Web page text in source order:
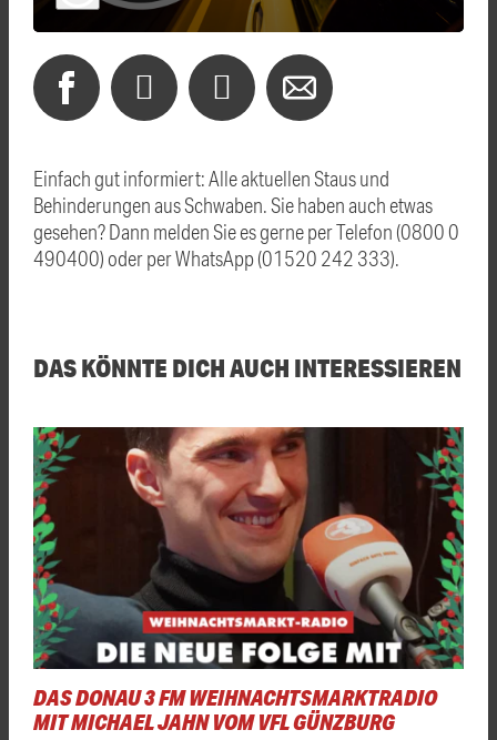
Einfach gut informiert: Alle aktuellen Staus und
Behinderungen aus Schwaben. Sie haben auch etwas
gesehen? Dann melden Sie es gerne per Telefon (0800 0
490400) oder per WhatsApp (01520 242 333).
DAS KÖNNTE DICH AUCH INTERESSIEREN
DAS DONAU 3 FM WEIHNACHTSMARKTRADIO
MIT MICHAEL JAHN VOM VFL GÜNZBURG